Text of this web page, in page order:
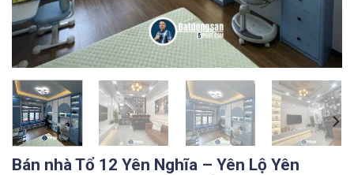
Bán nhà Tổ 12 Yên Nghĩa – Yên Lộ Yên